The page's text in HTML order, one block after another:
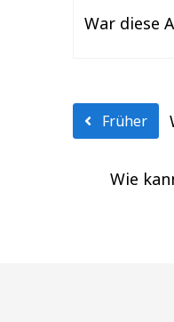
War diese
Früher
Wie